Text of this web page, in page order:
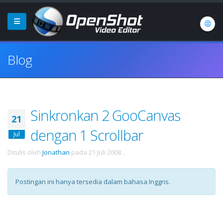
Blog
21
Jul
Sinkronkan 2 GooCanvas
dengan 1 Scrollbar
Ditulis oleh Jonathan pada 21 Juli 2008 .
Postingan ini hanya tersedia dalam bahasa Inggris.